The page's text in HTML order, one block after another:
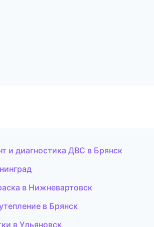
и диагностика ДВС в Брянск
в Нижневартовск
в Брянск
в Ульяновск